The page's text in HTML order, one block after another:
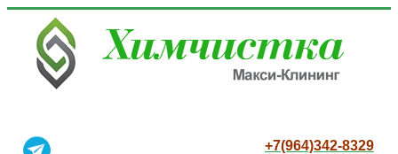
+7(964)342-8329